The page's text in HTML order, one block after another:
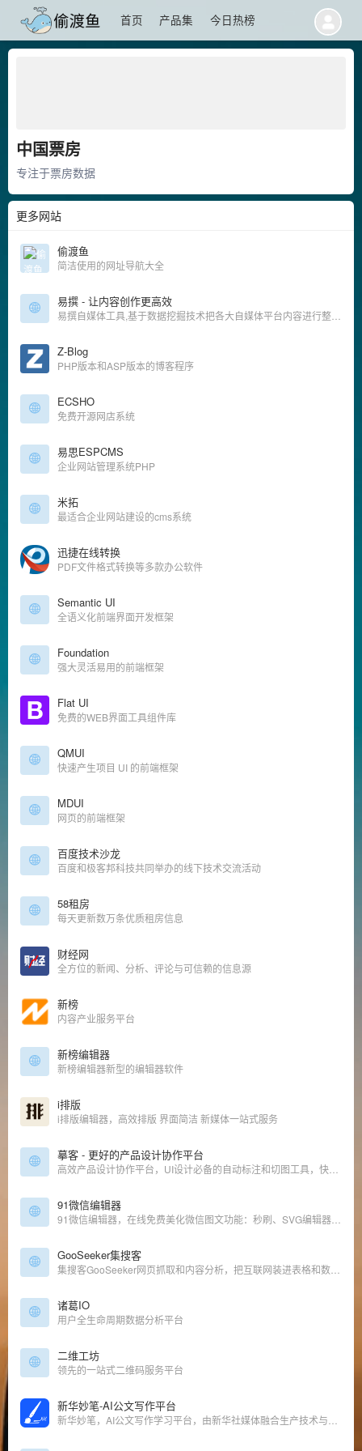
首页 产品集 今日热榜
中国票房
专注于票房数据
更多网站
偷渡鱼
简洁使用的网址导航大全
易撰 - 让内容创作更高效
Z-Blog
PHP版本和ASP版本的博客程序
ECSHO
免费开源网店系统
易思ESPCMS
企业网站管理系统PHP
米拓
最适合企业网站建设的cms系统
迅捷在线转换
PDF文件格式转换等多款办公软件
Semantic UI
全语义化前端界面开发框架
Foundation
强大灵活易用的前端框架
Flat UI
免费的WEB界面工具组件库
QMUI
快速产生项目 UI 的前端框架
MDUI
网页的前端框架
百度技术沙龙
百度和极客邦科技共同举办的线下技术交流活动
58租房
每天更新数万条优质租房信息
财经网
全方位的新闻、分析、评论与可信赖的信息源
新榜
内容产业服务平台
新榜编辑器
新榜编辑器新型的编辑器软件
i排版
i排版编辑器，高效排版 界面简洁 新媒体一站式服务
摹客 - 更好的产品设计协作平台
91微信编辑器
GooSeeker集搜客
诸葛IO
用户全生命周期数据分析平台
二维工坊
领先的一站式二维码服务平台
新华妙笔-AI公文写作平台